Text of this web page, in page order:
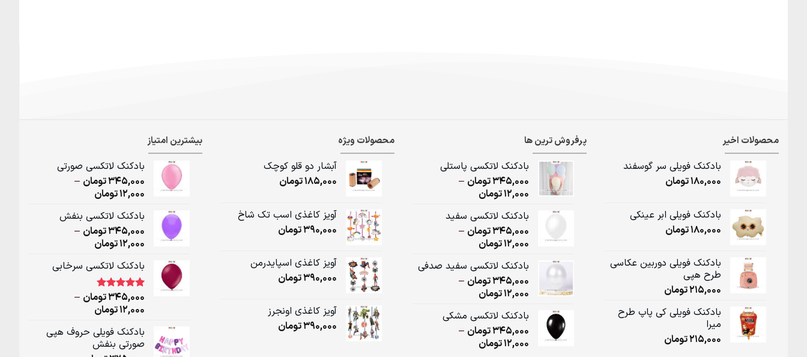
محصولات اخیر
بادکنک فویلی سر گوسفند
180,000تومان
بادکنک فویلی ابر عینکی
180,000تومان
بادکنک فویلی دوربین عکاسی
طرح هپی
215,000تومان
بادکنک فویلی کی پاپ طرح
میرا
215,000تومان
پرفروش ترین ها
بادکنک لاتکسی پاستلی
345,000تومان –
12,000تومانPrice
12,000تومان
through
345,000تومان
بادکنک لاتکسی سفید
345,000تومان –
12,000تومانPrice
12,000تومان
through
345,000تومان
بادکنک لاتکسی سفید صدفی
345,000تومان –
12,000تومانPrice
12,000تومان
through
345,000تومان
بادکنک لاتکسی مشکی
345,000تومان –
12,000تومانPrice
محصولات ویژه
آبشار دو قلو کوچک
185,000تومان
آویز کاغذی اسب تک شاخ
390,000تومان
آویز کاغذی اسپایدرمن
390,000تومان
آویز کاغذی اونجرز
390,000تومان
بیشترین امتیاز
بادکنک لاتکسی صورتی
345,000تومان –
12,000تومانPrice
12,000تومان
through
345,000تومان
بادکنک لاتکسی بنفش
345,000تومان –
12,000تومانPrice
12,000تومان
345,000تومان
بادکنک لاتکسی سرخابی
امتیاز5.00
1
مشتری
345,000تومان –
12,000تومانPrice
12,000تومان
through
بادکنک فویلی حروف هپی
صورتی بنفش